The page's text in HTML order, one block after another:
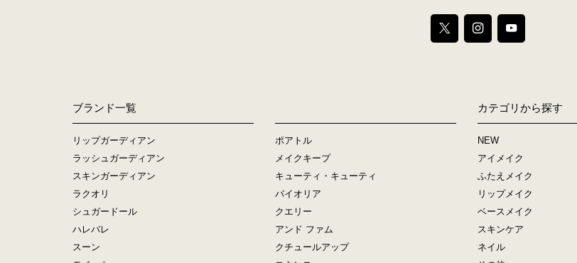
ブランド一覧
リップガーディアン
ラッシュガーディアン
スキンガーディアン
ラクオリ
シュガードール
ハレバレ
スーン
ポアトル
メイクキープ
キューティ・キューティ
バイオリア
クエリー
アンド ファム
クチュールアップ
カテゴリから探す
NEW
アイメイク
ふたえメイク
リップメイク
ベースメイク
スキンケア
ネイル